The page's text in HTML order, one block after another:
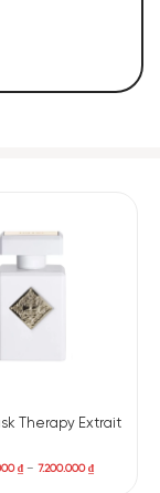
nhẹ nhàng.
từ Ấn Độ
quá nồng, mềm
nên mượt mà và
đen và gỗ sồi
Therapy Extrait
₫– 7.200.000₫